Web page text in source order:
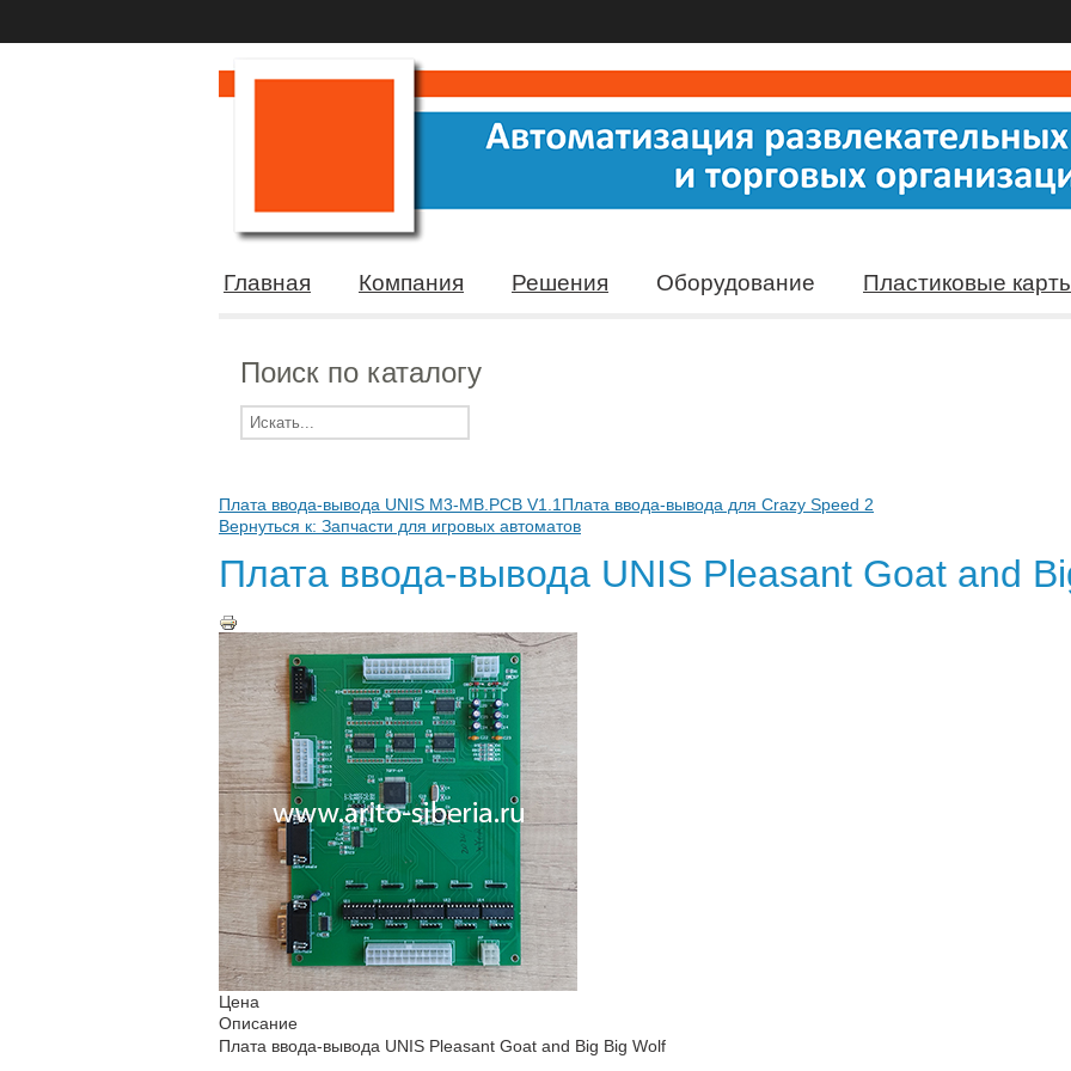
Главная Компания Решения Оборудование Пластиковые
Поиск по каталогу
Плата ввода-вывода UNIS M3-MB.PCB V1.1 Плата ввода-вывода для Crazy Speed 2
Вернуться к: Запчасти для игровых автоматов
Плата ввода-вывода UNIS Pleasant Goat and
Цена
Описание
Плата ввода-вывода UNIS Pleasant Goat and Big Big Wolf